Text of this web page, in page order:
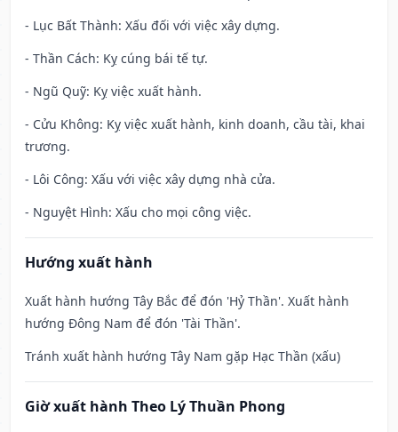
- Lục Bất Thành: Xấu đối với việc xây dựng.
- Thần Cách: Kỵ cúng bái tế tự.
- Ngũ Quỹ: Kỵ việc xuất hành.
- Cửu Không: Kỵ việc xuất hành, kinh doanh, cầu tài, khai
trương.
- Lôi Công: Xấu với việc xây dựng nhà cửa.
- Nguyệt Hình: Xấu cho mọi công việc.
Hướng xuất hành
Xuất hành hướng Tây Bắc để đón 'Hỷ Thần'. Xuất hành
hướng Đông Nam để đón 'Tài Thần'.
Tránh xuất hành hướng Tây Nam gặp Hạc Thần (xấu)
Giờ xuất hành Theo Lý Thuần Phong